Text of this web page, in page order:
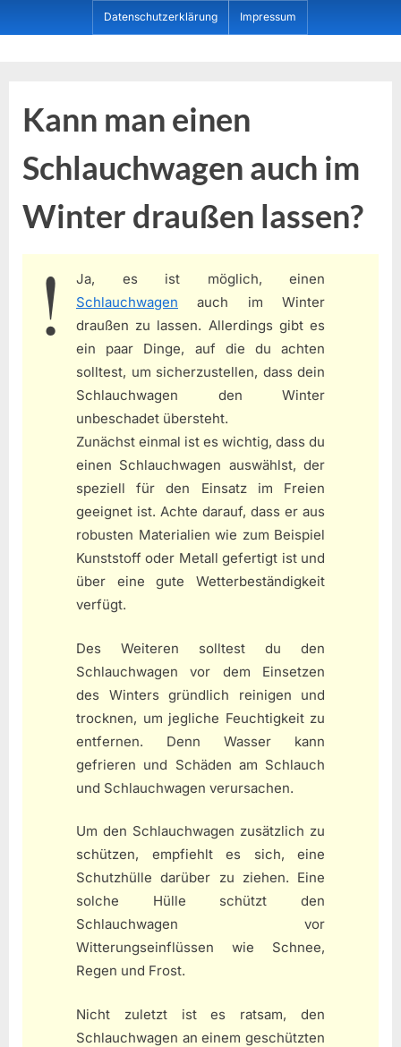
to
Datenschutzerklärung Impressum
Kann man einen
Schlauchwagen auch im
Winter draußen lassen?
Ja, es ist möglich, einen
Schlauchwagen auch im Winter
draußen zu lassen. Allerdings gibt es
ein paar Dinge, auf die du achten
solltest, um sicherzustellen, dass dein
Schlauchwagen den Winter
unbeschadet übersteht.
Zunächst einmal ist es wichtig, dass du
einen Schlauchwagen auswählst, der
speziell für den Einsatz im Freien
geeignet ist. Achte darauf, dass er aus
robusten Materialien wie zum Beispiel
Kunststoff oder Metall gefertigt ist und
über eine gute Wetterbeständigkeit
verfügt.
Des Weiteren solltest du den
Schlauchwagen vor dem Einsetzen
des Winters gründlich reinigen und
trocknen, um jegliche Feuchtigkeit zu
entfernen. Denn Wasser kann
gefrieren und Schäden am Schlauch
und Schlauchwagen verursachen.
Um den Schlauchwagen zusätzlich zu
schützen, empfiehlt es sich, eine
Schutzhülle darüber zu ziehen. Eine
solche Hülle schützt den
Schlauchwagen vor
Witterungseinflüssen wie Schnee,
Regen und Frost.
Nicht zuletzt ist es ratsam, den
Schlauchwagen an einem geschützten